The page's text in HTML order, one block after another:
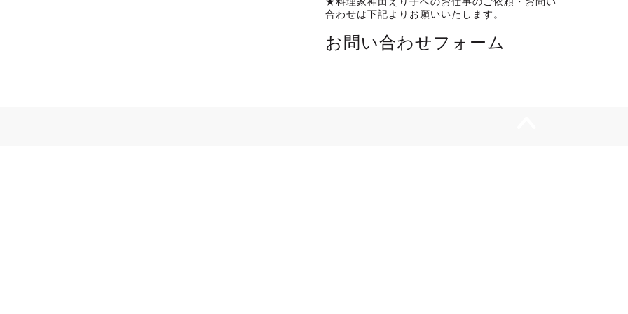
合わせは下記よりお願いいたします。
お問い合わせフォーム